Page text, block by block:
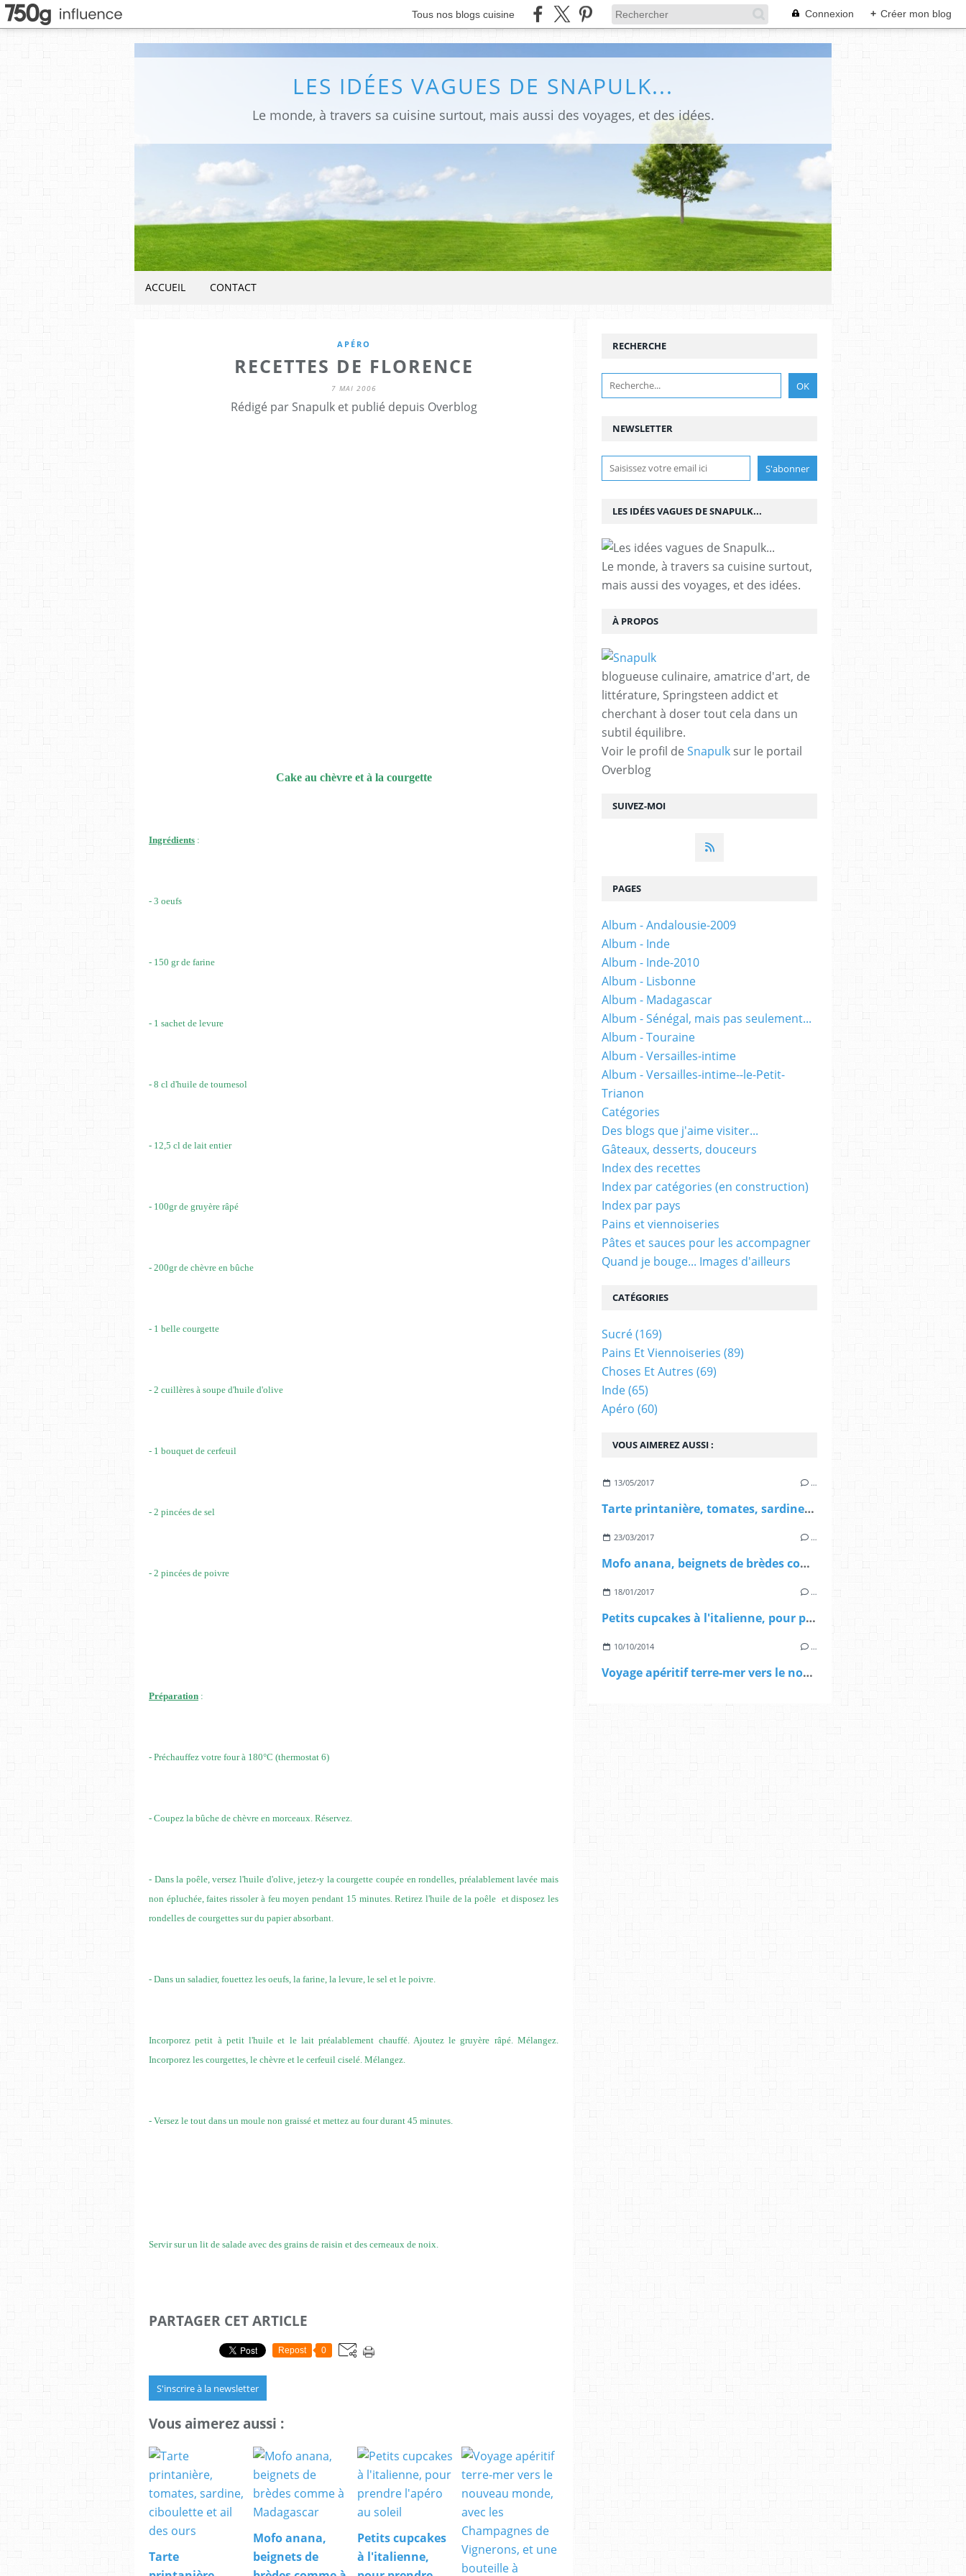
Tous nos blogs cuisine Connexion + Créer mon blog
LES IDÉES VAGUES DE SNAPULK...
Le monde, à travers sa cuisine surtout, mais aussi des voyages, et des idées.
ACCUEIL CONTACT
APÉRO
RECETTES DE FLORENCE
7 MAI 2006
Rédigé par Snapulk et publié depuis Overblog
Cake au chèvre et à la courgette
Ingrédients :
- 3 oeufs
- 150 gr de farine
- 1 sachet de levure
- 8 cl d'huile de tournesol
- 12,5 cl de lait entier
- 100gr de gruyère râpé
- 200gr de chèvre en bûche
- 1 belle courgette
- 2 cuillères à soupe d'huile d'olive
- 1 bouquet de cerfeuil
- 2 pincées de sel
- 2 pincées de poivre
Préparation :
- Préchauffez votre four à 180°C (thermostat 6)
- Coupez la bûche de chèvre en morceaux. Réservez.
- Dans la poêle, versez l'huile d'olive, jetez-y la courgette coupée en rondelles, préalablement lavée mais
non épluchée, faites rissoler à feu moyen pendant 15 minutes. Retirez l'huile de la poêle et disposez les
rondelles de courgettes sur du papier absorbant.
- Dans un saladier, fouettez les oeufs, la farine, la levure, le sel et le poivre.
Incorporez petit à petit l'huile et le lait préalablement chauffé. Ajoutez le gruyère râpé. Mélangez.
Incorporez les courgettes, le chèvre et le cerfeuil ciselé. Mélangez.
- Versez le tout dans un moule non graissé et mettez au four durant 45 minutes.
Servir sur un lit de salade avec des grains de raisin et des cerneaux de noix.
PARTAGER CET ARTICLE
Repost 0
S'inscrire à la newsletter
Vous aimerez aussi :
Tarte
Mofo anana,
beignets de
Petits cupcakes
à l'italienne,
NEWSLETTER
SUIVEZ-MOI
RECHERCHE
LES IDÉES VAGUES DE SNAPULK...
Le monde, à travers sa cuisine surtout,
mais aussi des voyages, et des idées.
À PROPOS
blogueuse culinaire, amatrice d'art, de
littérature, Springsteen addict et
cherchant à doser tout cela dans un
subtil équilibre.
Voir le profil de Snapulk sur le portail
Overblog
VOUS AIMEREZ AUSSI :
13/05/2017 …
Tarte printanière, tomates, sardine, ciboulette et ail des ours
23/03/2017 …
Mofo anana, beignets de brèdes comme à Madagascar
18/01/2017 …
Petits cupcakes à l'italienne, pour prendre l'apéro au soleil
10/10/2014 …
Voyage apéritif terre-mer vers le nouveau monde, avec les Champagnes de Vignerons, et une bouteille à gagner!
PAGES
Album - Andalousie-2009
Album - Inde
Album - Inde-2010
Album - Lisbonne
Album - Madagascar
Album - Sénégal, mais pas seulement...
Album - Touraine
Album - Versailles-intime
Album - Versailles-intime--le-Petit-
Trianon
Catégories
Des blogs que j'aime visiter...
Gâteaux, desserts, douceurs
Index des recettes
Index par catégories (en construction)
Index par pays
Pains et viennoiseries
Pâtes et sauces pour les accompagner
Quand je bouge... Images d'ailleurs
CATÉGORIES
Sucré(169)
Pains Et Viennoiseries (89)
Choses Et Autres (69)
Inde(65)
Apéro (60)